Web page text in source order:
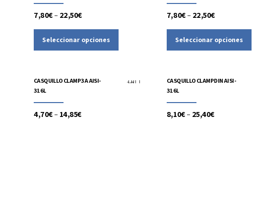
7,80€– 22,50€
Seleccionar opciones
7,80€– 22,50€
Seleccionar opciones
CASQUILLO CLAMP 3A AISI-
316L
4,70€– 14,85€
CASQUILLO CLAMP DIN AISI-
316L
8,10€– 25,40€